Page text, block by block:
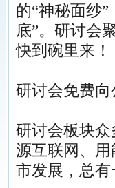
的“神秘面纱
底”。研讨会
快到碗里来！
研讨会免费
研讨会板块
源互联网、
市发展，总